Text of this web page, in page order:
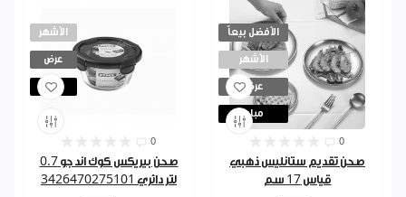
الأشهر
عرض
مباع
0
صحن بيريكس كوك اند جو 0.7
لتر دائري 3426470275101
الأفضل بيعاً
الأشهر
عرض
مباع
0
صحن تقديم ستانليس ذهبي
قياس 17 سم